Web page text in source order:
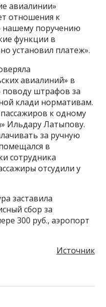
авиалинии»
отношения к
нашему поручению
функции в
установил платеж».
авиалиний» в
штрафов за
клади нормативам.
к одному
Ильдару Латыпову.
за ручную
в
сотрудника
отсудили у
заставила
сбор за
300 руб., аэропорт
Источник